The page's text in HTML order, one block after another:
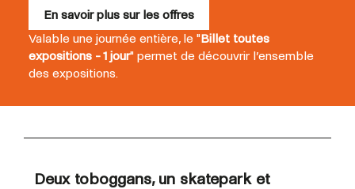
En savoir plus sur les offres
Valable une journée entière, le "Billet toutes
expositions - 1 jour" permet de découvrir l’ensemble
des expositions.
Deux toboggans, un skatepark et